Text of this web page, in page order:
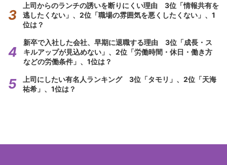
上司からのランチの誘いを断りにくい理由 3位「情報共有を
逃したくない」、2位「職場の雰囲気を悪くしたくない」、1
位は？
新卒で入社した会社、早期に退職する理由 3位「成長・ス
キルアップが見込めない」、2位「労働時間・休日・働き方
などの労働条件」、1位は？
上司にしたい有名人ランキング 3位「タモリ」、2位「天海
祐希」、1位は？